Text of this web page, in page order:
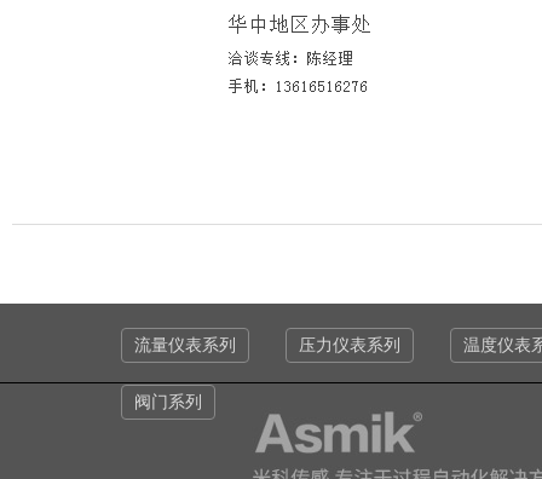
流量仪表系列 压力仪表系列 温度仪表
阀门系列